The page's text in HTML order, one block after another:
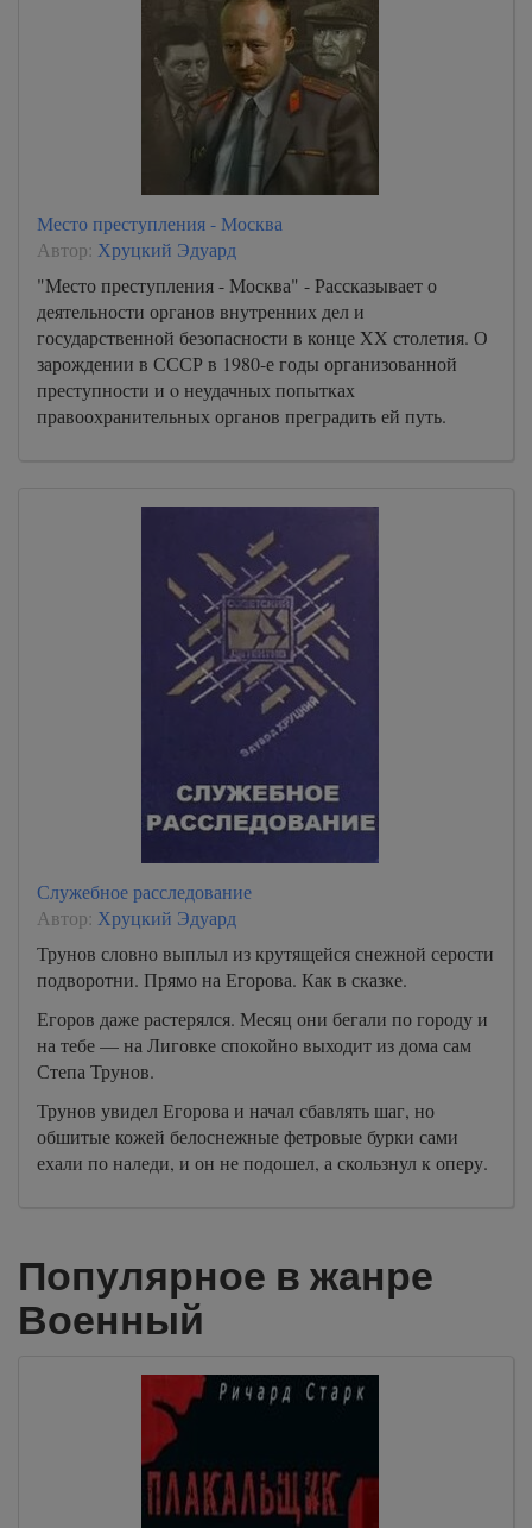
Место преступления - Москва
Автор: Хруцкий Эдуард
"Место преступления - Москва" - Рассказывает о
деятельности органов внутренних дел и
государственной безопасности в конце XX столетия. О
зарождении в СССР в 1980-е годы организованной
преступности и o неудачных попытках
правоохранительных органов преградить ей путь.
Служебное расследование
Автор: Хруцкий Эдуард
Трунов словно выплыл из крутящейся снежной серости
подворотни. Прямо на Егорова. Как в сказке.
Егоров даже растерялся. Месяц они бегали по городу и
на тебе — на Лиговке спокойно выходит из дома сам
Степа Трунов.
Трунов увидел Егорова и начал сбавлять шаг, но
обшитые кожей белоснежные фетровые бурки сами
ехали по наледи, и он не подошел, а скользнул к оперу.
Популярное в жанре
Военный